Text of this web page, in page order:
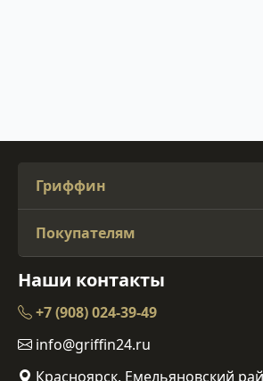
Гриффин
Покупателям
Наши контакты
+7 (908) 024-39-49
info@griffin24.ru
Красноярск, Емельяновский